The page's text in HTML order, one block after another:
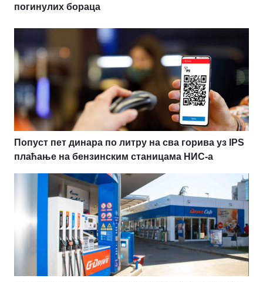
погинулих бораца
Попуст пет динара по литру на сва горива уз IPS
плаћање на бензинским станицама НИС-а